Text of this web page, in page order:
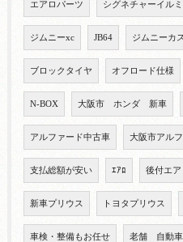
エアロパーツ シグネチャーイル
ジムニーxc JB64 ジムニーカ
ブロックタイヤ オフロード仕様
N-BOX 大阪市 ホンダ 新車
アルファード中古車 大阪市アル
支払総額が安い ｴｱﾛ 後付エア
新車プリウス トヨタプリウス
車検・整備もお任せ 老舗 自動車